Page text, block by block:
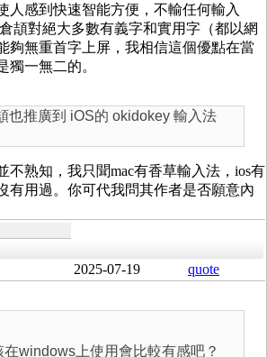
人感到快速智能方便，不輸任何輸入
頡對絕大多數有義字和實用字（都以網
夠無重首字上屏，我相信這個優點在當
獨一無二的。
也推廣到 iOS的 okidokey 輸入法
不熟知，我只聞mac有香草輸入法，ios有
有用過。你可代我問其作者是否願意內
2025-07-19 quote
windows上使用會比較有感吧？